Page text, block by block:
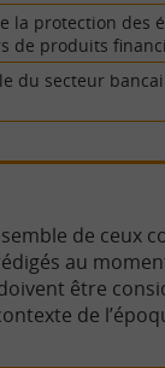
la protection des
de produits
du secteur
de ceux
au
être
de